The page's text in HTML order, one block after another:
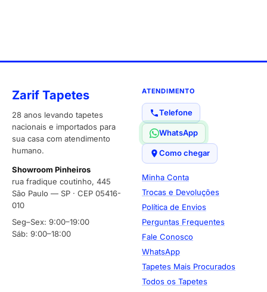
Zarif Tapetes
28 anos levando tapetes
nacionais e importados para
sua casa com atendimento
humano.
Showroom Pinheiros
rua fradique coutinho, 445
São Paulo — SP · CEP 05416-
010
Seg–Sex: 9:00–19:00
Sáb: 9:00–18:00
ATENDIMENTO
Telefone
WhatsApp
Como chegar
Minha Conta
Trocas e Devoluções
Política de Envios
Perguntas Frequentes
Fale Conosco
WhatsApp
Tapetes Mais Procurados
Todos os Tapetes